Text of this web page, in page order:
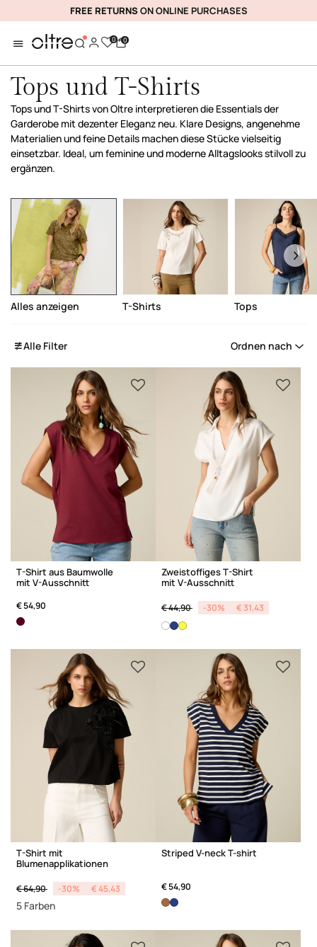
FREE RETURNSON ONLINE PURCHASES
0 0
Tops und T-Shirts
Tops und T-Shirts von Oltre interpretieren die Essentials der
Garderobe mit dezenter Eleganz neu. Klare Designs, angenehme
Materialien und feine Details machen diese Stücke vielseitig
einsetzbar. Ideal, um feminine und moderne Alltagslooks stilvoll zu
ergänzen.
Alles anzeigen T-Shirts Tops
Alle Filter Ordnen nach
T-Shirt aus Baumwolle
mit V-Ausschnitt
€ 54,90
Zweistoffiges T-Shirt
mit V-Ausschnitt
Price reduced from
€ 44,90 to -30% € 31,43
T-Shirt mit
Blumenapplikationen
Price reduced from
€ 64,90 to -30% € 45,43
5 Farben
Striped V-neck T-shirt
€ 54,90